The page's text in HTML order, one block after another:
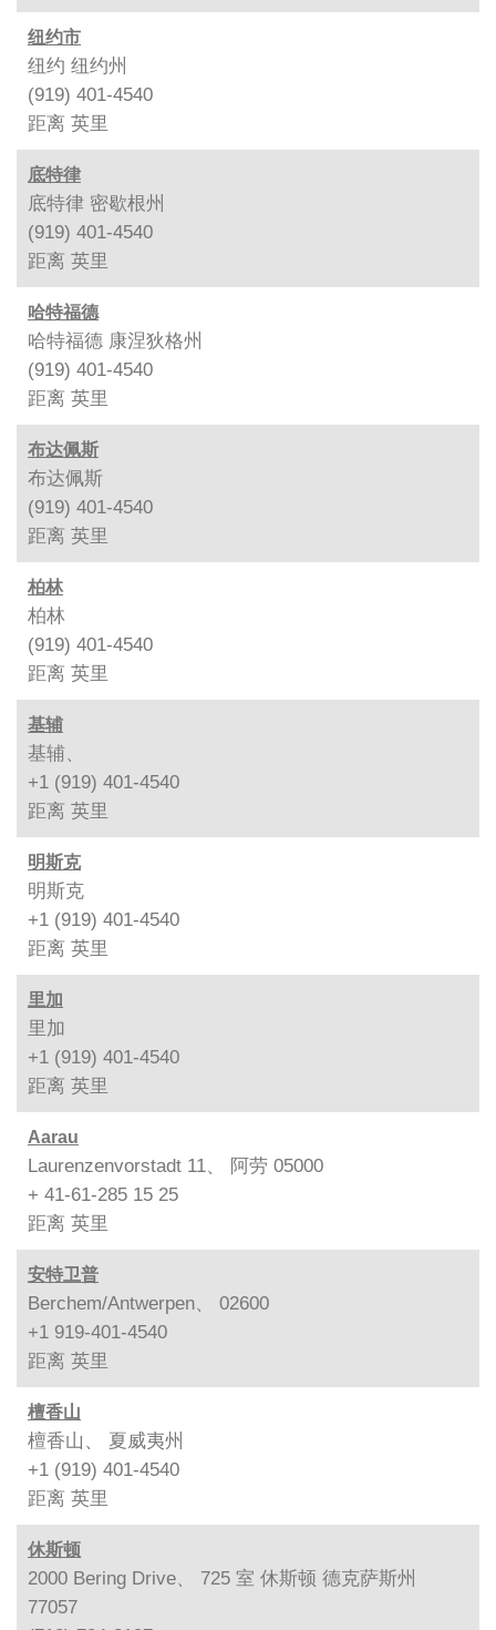
纽约市
纽约 纽约州
(919) 401-4540
距离 英里
底特律
底特律 密歇根州
(919) 401-4540
距离 英里
哈特福德
哈特福德 康涅狄格州
(919) 401-4540
距离 英里
布达佩斯
布达佩斯
(919) 401-4540
距离 英里
柏林
柏林
(919) 401-4540
距离 英里
基辅
基辅、
+1 (919) 401-4540
距离 英里
明斯克
明斯克
+1 (919) 401-4540
距离 英里
里加
里加
+1 (919) 401-4540
距离 英里
Aarau
Laurenzenvorstadt 11、 阿劳 05000
+ 41-61-285 15 25
距离 英里
安特卫普
Berchem/Antwerpen、 02600
+1 919-401-4540
距离 英里
檀香山
檀香山、 夏威夷州
+1 (919) 401-4540
距离 英里
休斯顿
2000 Bering Drive、 725 室 休斯顿 德克萨斯州
77057